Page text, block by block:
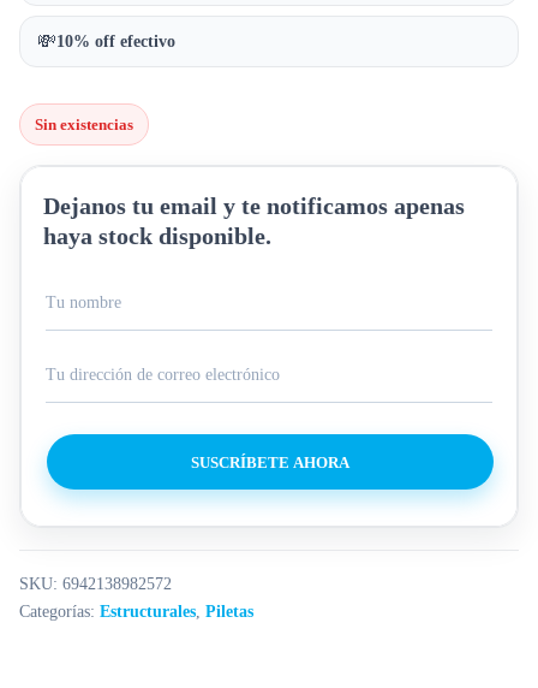
💸10% off efectivo
Sin existencias
Dejanos tu email y te notificamos apenas
haya stock disponible.
SUSCRÍBETE AHORA
SKU: 6942138982572
Categorías: Estructurales, Piletas